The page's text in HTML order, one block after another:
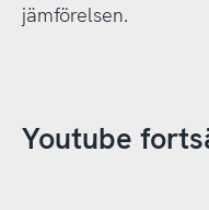
jämförelsen.
Youtube